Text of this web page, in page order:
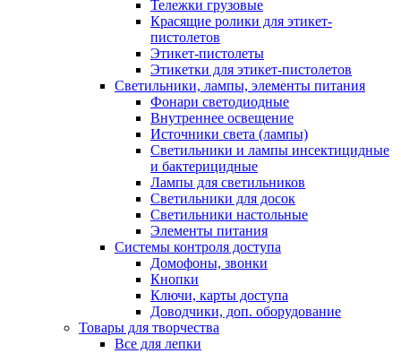
Тележки грузовые
Красящие ролики для этикет-
пистолетов
Этикет-пистолеты
Этикетки для этикет-пистолетов
Светильники, лампы, элементы питания
Фонари светодиодные
Внутреннее освещение
Источники света (лампы)
Светильники и лампы инсектицидные
и бактерицидные
Лампы для светильников
Светильники для досок
Светильники настольные
Элементы питания
Системы контроля доступа
Домофоны, звонки
Кнопки
Ключи, карты доступа
Доводчики, доп. оборудование
Товары для творчества
Все для лепки